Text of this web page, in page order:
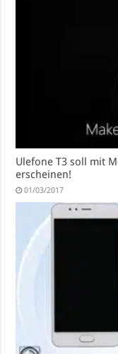
Ulefone T3 soll mit
erscheinen!
01/03/2017